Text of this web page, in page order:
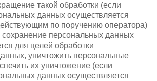
такой обработки (если
данных осуществляется
по поручению оператора)
сохранение персональных данных
для целей обработки
уничтожить персональные
их уничтожение (если
данных осуществляется